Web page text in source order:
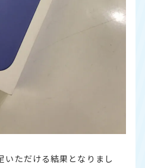
いただける結果となりまし